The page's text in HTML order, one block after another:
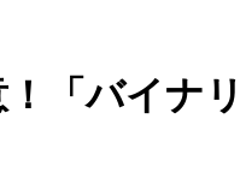
！「バイナ